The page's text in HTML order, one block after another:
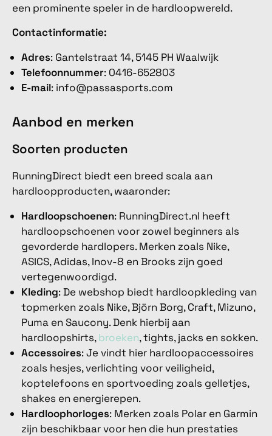
een prominente speler in de hardloopwereld.
Contactinformatie:
Adres: Gantelstraat 14, 5145 PH Waalwijk
Telefoonnummer: 0416-652803
E-mail: info@passasports.com
Aanbod en merken
Soorten producten
RunningDirect biedt een breed scala aan
hardloopproducten, waaronder:
Hardloopschoenen: RunningDirect.nl heeft
hardloopschoenen voor zowel beginners als
gevorderde hardlopers. Merken zoals Nike,
ASICS, Adidas, Inov-8 en Brooks zijn goed
vertegenwoordigd.
Kleding: De webshop biedt hardloopkleding van
topmerken zoals Nike, Björn Borg, Craft, Mizuno,
Puma en Saucony. Denk hierbij aan
hardloopshirts,broeken, tights, jacks en sokken.
Accessoires: Je vindt hier hardloopaccessoires
zoals hesjes, verlichting voor veiligheid,
koptelefoons en sportvoeding zoals gelletjes,
shakes en energierepen.
Hardloophorloges: Merken zoals Polar en Garmin
zijn beschikbaar voor hen die hun prestaties